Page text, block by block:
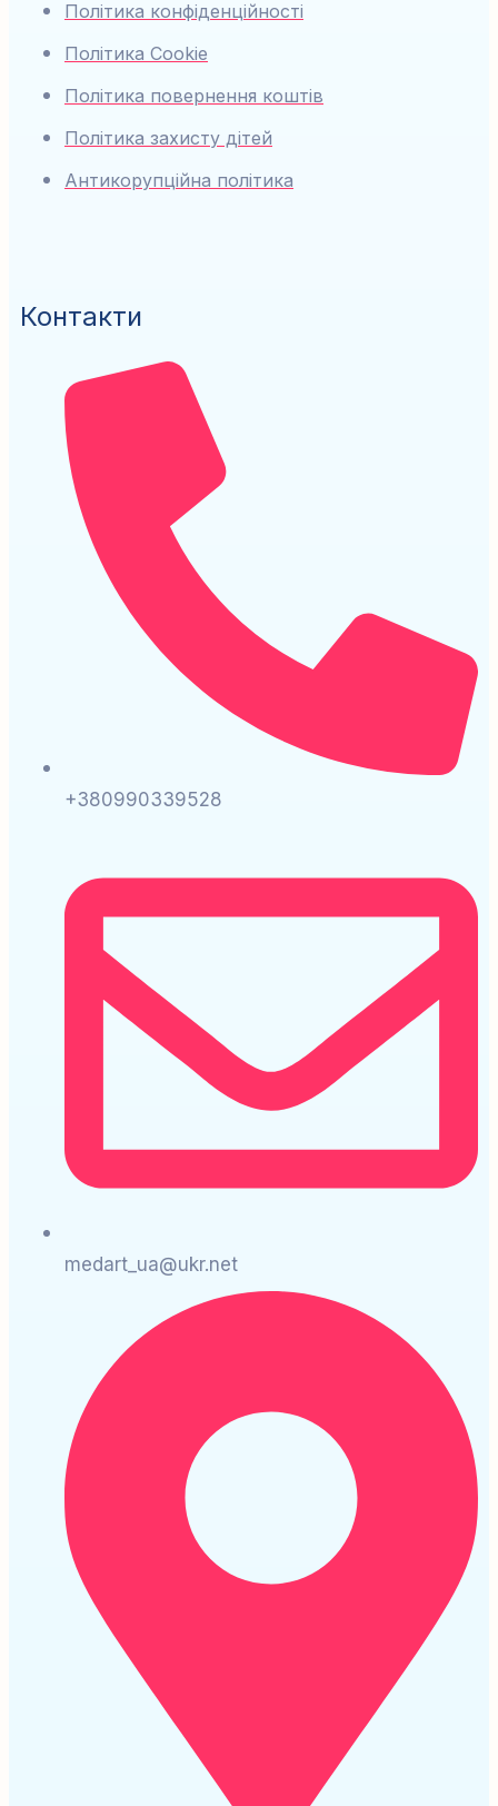
Політика конфіденційності
Політика Cookie
Політика повернення коштів
Політика захисту дітей
Антикорупційна політика
Контакти
+380990339528
medart_ua@ukr.net